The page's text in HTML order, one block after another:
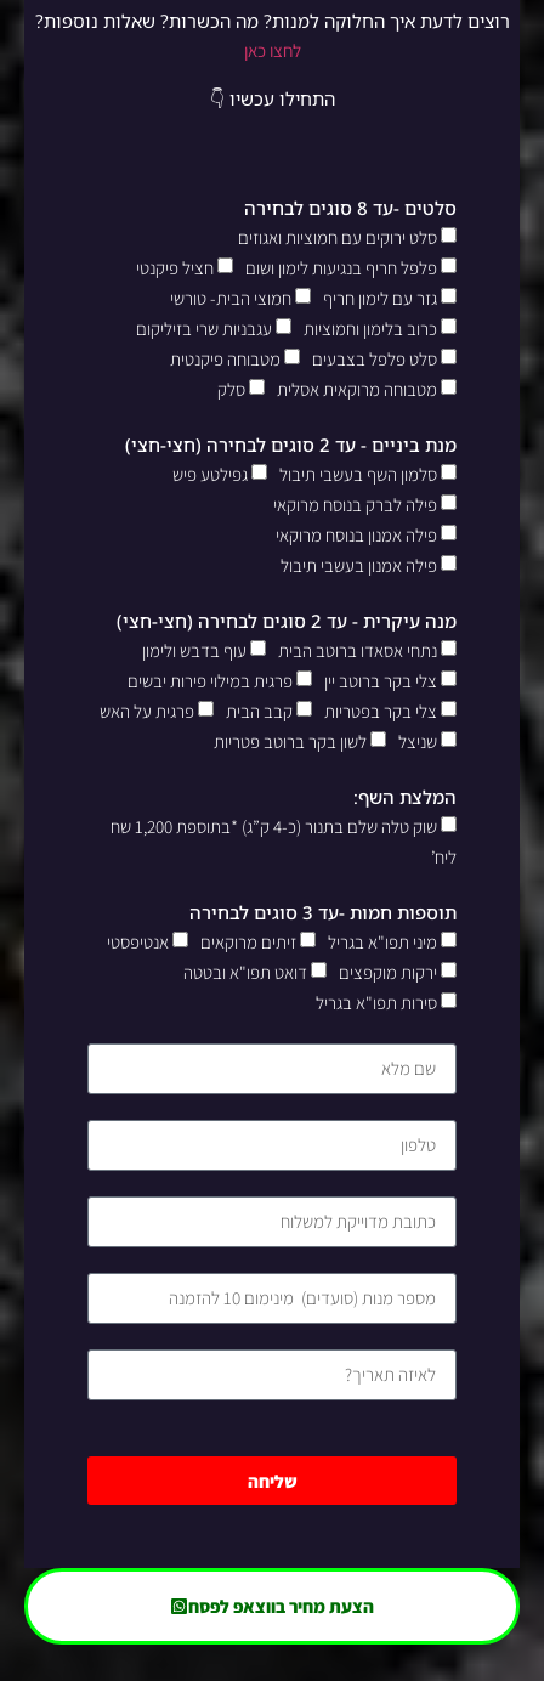
רוצים לדעת איך החלוקה למנות? מה הכשרות? שאלות נוספות?
לחצו כאן
התחילו עכשיו 👇
סלטים -עד 8 סוגים לבחירה
סלט ירוקים עם חמוציות ואגוזים
פלפל חריף בנגיעות לימון ושום
חציל פיקנטי
גזר עם לימון חריף
חמוצי הבית- טורשי
כרוב בלימון וחמוציות
עגבניות שרי בזיליקום
סלט פלפל בצבעים
מטבוחה פיקנטית
מטבוחה מרוקאית אסלית
סלק
מנת ביניים - עד 2 סוגים לבחירה (חצי-חצי)
סלמון השף בעשבי תיבול
גפילטע פיש
פילה לברק בנוסח מרוקאי
פילה אמנון בנוסח מרוקאי
פילה אמנון בעשבי תיבול
מנה עיקרית - עד 2 סוגים לבחירה (חצי-חצי)
נתחי אסאדו ברוטב הבית
עוף בדבש ולימון
צלי בקר ברוטב יין
פרגית במילוי פירות יבשים
צלי בקר בפטריות
קבב הבית
פרגית על האש
שניצל
לשון בקר ברוטב פטריות
המלצת השף:
שוק טלה שלם בתנור (כ-4 ק”ג) *בתוספת 1,200 שח
ליח’
תוספות חמות -עד 3 סוגים לבחירה
מיני תפו"א בגריל זיתים מרוקאים
אנטיפסטי
ירקות מוקפצים
דואט תפו"א ובטטה
סירות תפו"א בגריל
שליחה
הצעת מחיר בווצאפ לפסח